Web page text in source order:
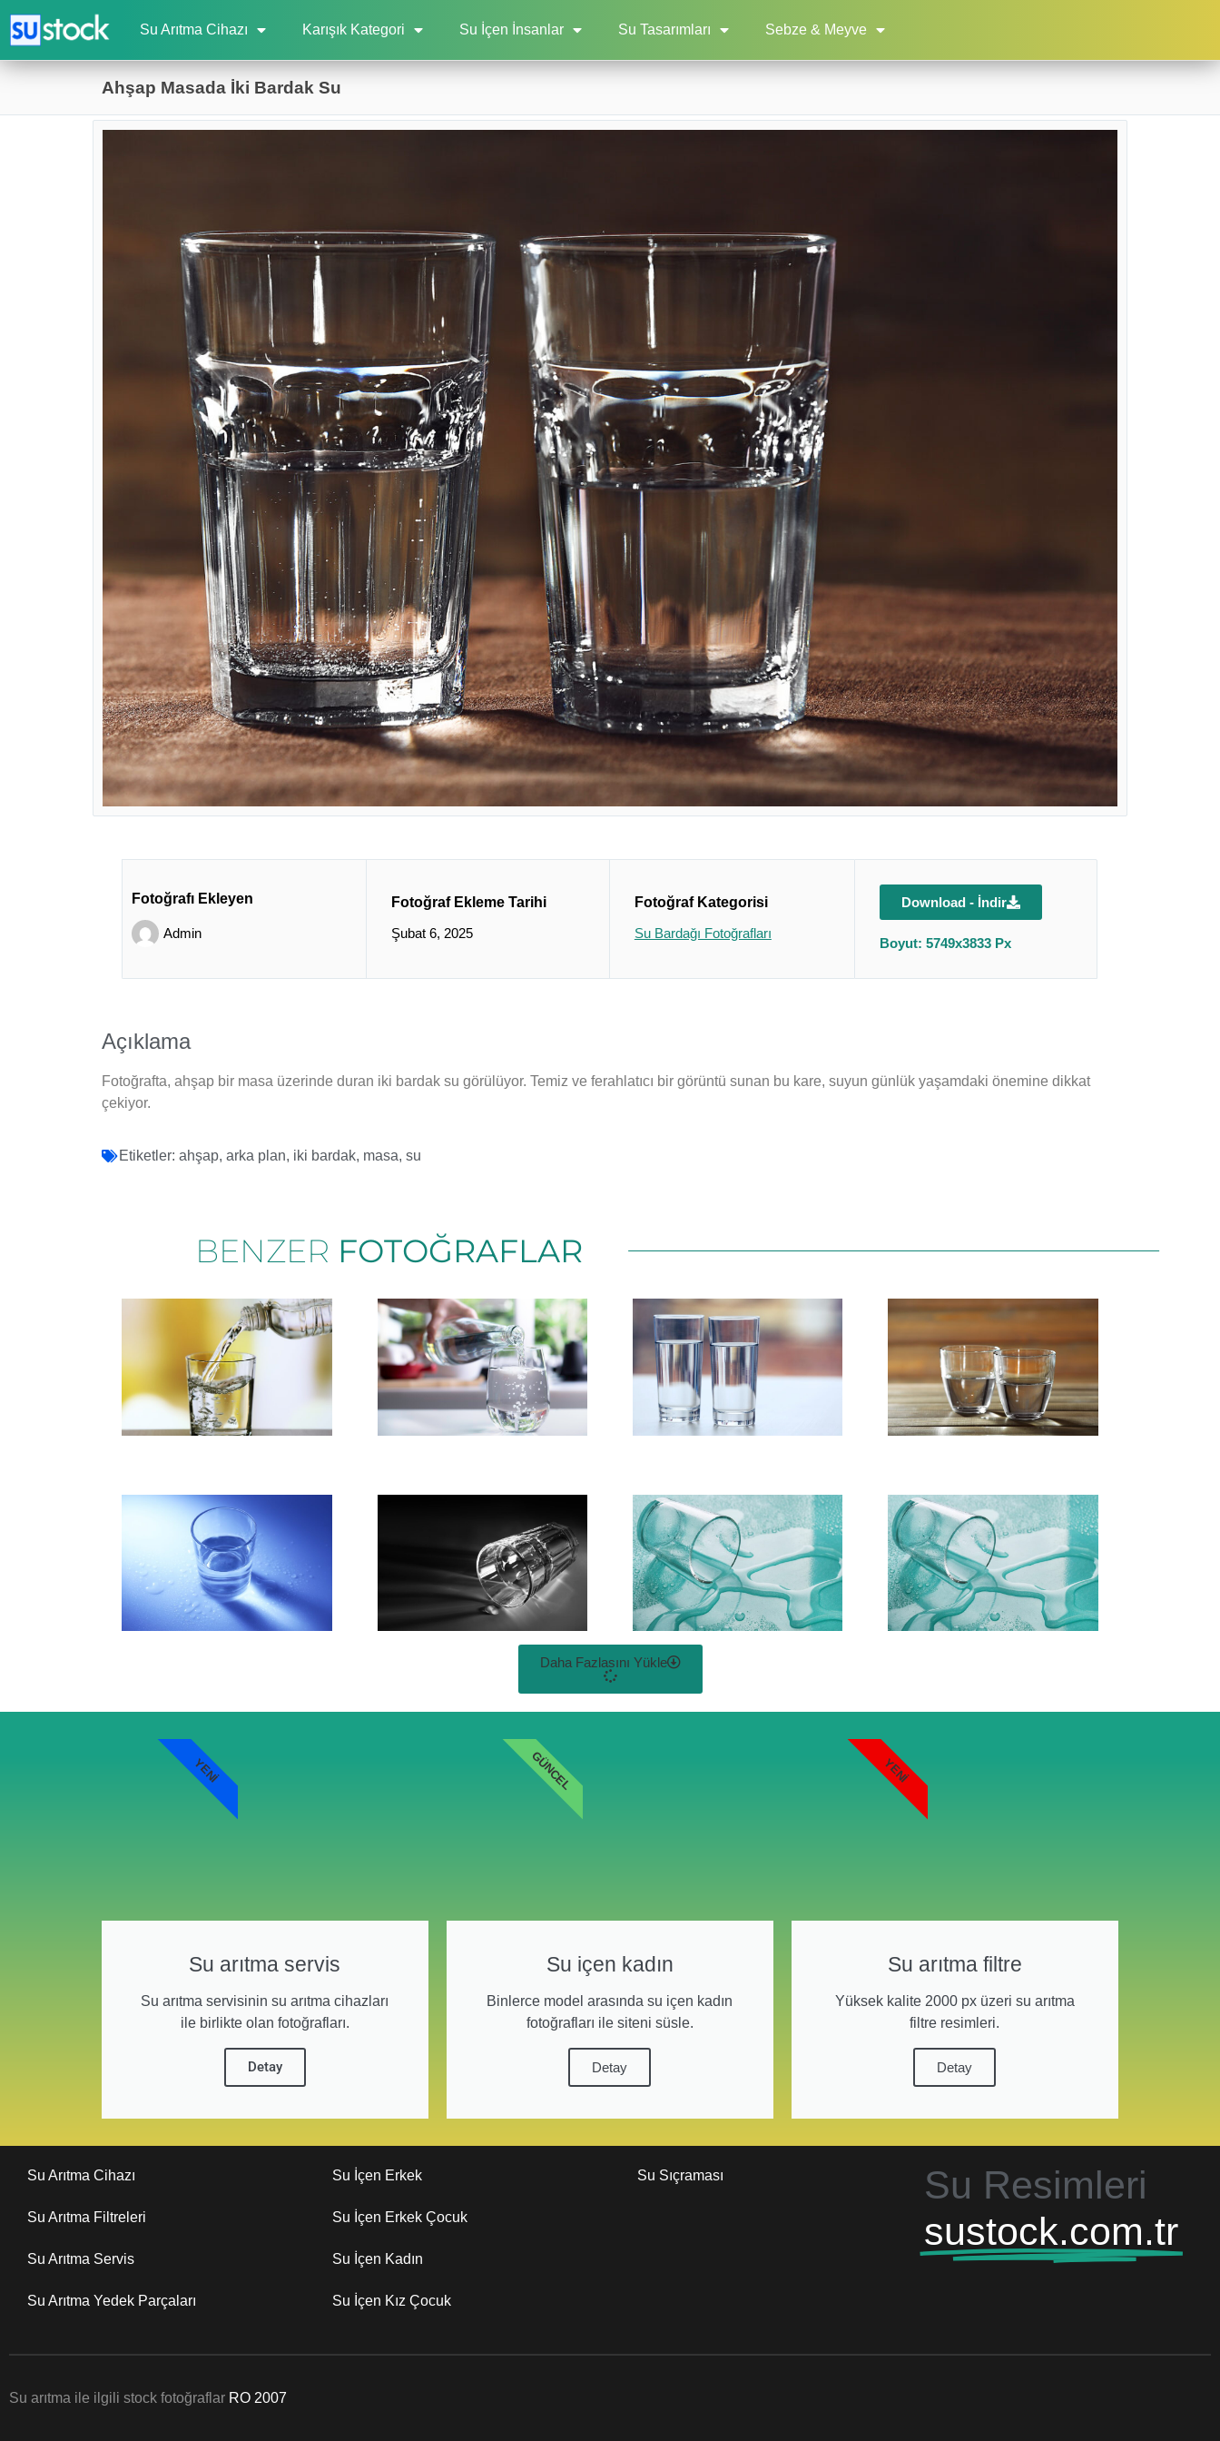
Su Arıtma Cihazı Karışık Kategori Su İçen İnsanlar Su Tasarımları Sebze & Meyve
Ahşap Masada İki Bardak Su
Fotoğrafı Ekleyen
Admin
Fotoğraf Ekleme Tarihi
Şubat 6, 2025
Fotoğraf Kategorisi
Su Bardağı Fotoğrafları
Download - İndir
Boyut: 5749x3833 Px
Açıklama
Fotoğrafta, ahşap bir masa üzerinde duran iki bardak su görülüyor. Temiz ve ferahlatıcı bir görüntü sunan bu kare, suyun günlük yaşamdaki önemine dikkat
çekiyor.
Etiketler: ahşap, arka plan, iki bardak, masa, su
BENZER FOTOĞRAFLAR
Daha Fazlasını Yükle
Su arıtma servis
Su arıtma servisinin su arıtma cihazları
ile birlikte olan fotoğrafları.
Detay
YENI
Su içen kadın
Binlerce model arasında su içen kadın
fotoğrafları ile siteni süsle.
Detay
GÜNCEL
Su arıtma filtre
Yüksek kalite 2000 px üzeri su arıtma
filtre resimleri.
Detay
YENI
Su Arıtma Cihazı
Su Arıtma Filtreleri
Su Arıtma Servis
Su Arıtma Yedek Parçaları
Su İçen Erkek
Su İçen Erkek Çocuk
Su İçen Kadın
Su İçen Kız Çocuk
Su Sıçraması
Su Resimleri
sustock.com.tr
Su arıtma ile ilgili stock fotoğraflar RO 2007